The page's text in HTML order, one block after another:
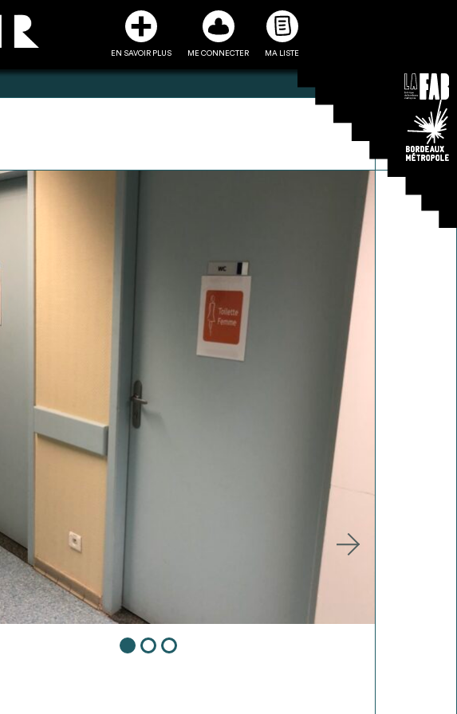
EN SAVOIR PLUS ME CONNECTER MA LISTE
Être recontacté afin d’obtenir
plus de renseignements sur les
modalités et stratégies de
récupérations envisageables